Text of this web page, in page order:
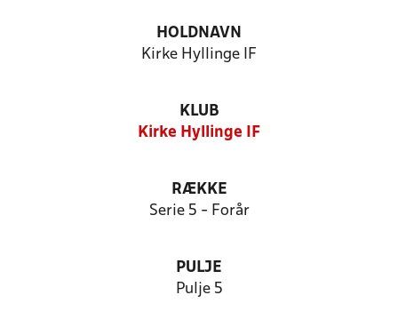
HOLDNAVN
Kirke Hyllinge IF
KLUB
Kirke Hyllinge IF
RÆKKE
Serie 5 - Forår
PULJE
Pulje 5